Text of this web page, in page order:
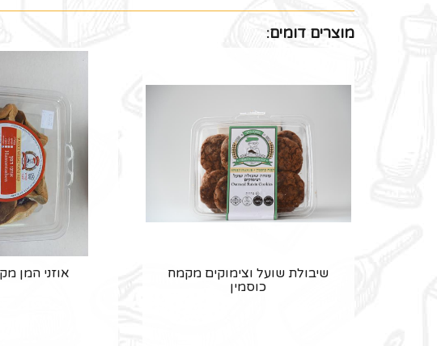
מוצרים דומים:
שיבולת שועל וצימוקים מקמח
כוסמין
אוזני המן